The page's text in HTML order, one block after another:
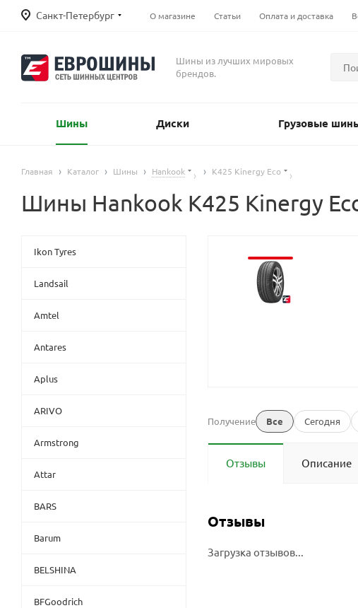
Санкт-Петербург О магазине Статьи Оплата и доставка
Шины из лучших мировых
брендов.
Шины Диски Грузовые
Главная Каталог Шины Hankook K425 Kinergy Eco
Шины Hankook K425 Kinergy
Получение Все Сегодня
Отзывы Описание
Отзывы
Загрузка отзывов...
Ikon Tyres
Landsail
Amtel
Antares
Aplus
ARIVO
Armstrong
Attar
BARS
Barum
BELSHINA
BFGoodrich